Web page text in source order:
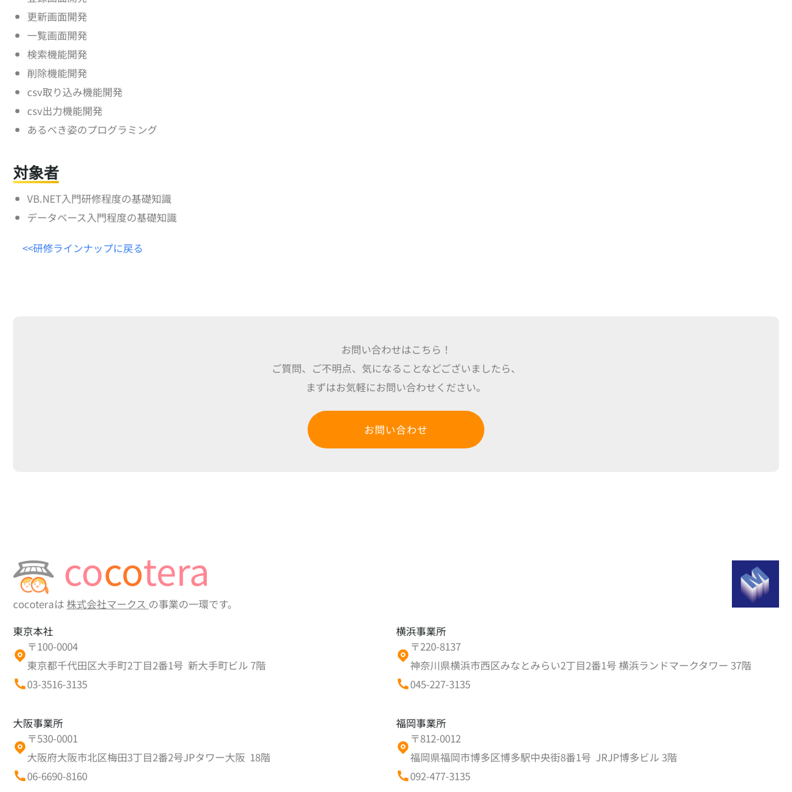
更新画面開発
一覧画面開発
検索機能開発
削除機能開発
csv取り込み機能開発
csv出力機能開発
あるべき姿のプログラミング
対象者
VB.NET入門研修程度の基礎知識
データベース入門程度の基礎知識
<<研修ラインナップに戻る
お問い合わせはこちら！
ご質問、ご不明点、気になることなどございましたら、
まずはお気軽にお問い合わせください。
お問い合わせ
cocotera
cocoteraは 株式会社マークス の事業の一環です。
東京本社
〒100-0004
東京都千代田区大手町2丁目2番1号 新大手町ビル 7階
03-3516-3135
横浜事業所
〒220-8137
神奈川県横浜市西区みなとみらい2丁目2番1号 横浜ランドマークタワー 37階
045-227-3135
大阪事業所
〒530-0001
大阪府大阪市北区梅田3丁目2番2号JPタワー大阪 18階
06-6690-8160
福岡事業所
〒812-0012
福岡県福岡市博多区博多駅中央街8番1号 JRJP博多ビル 3階
092-477-3135